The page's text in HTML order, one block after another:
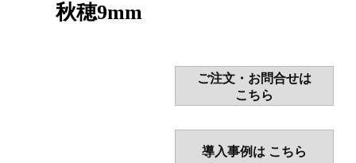
秋穂9mm
ご注文・お問合せは
こちら
導入事例は こちら